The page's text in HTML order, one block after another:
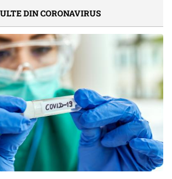
DIN CORONAVIRUS